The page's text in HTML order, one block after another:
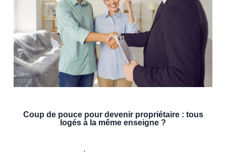
Coup de pouce pour devenir propriétaire : tous
logés à la même enseigne ?